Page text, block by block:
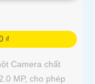
₫
Camera chất
MP, cho phép